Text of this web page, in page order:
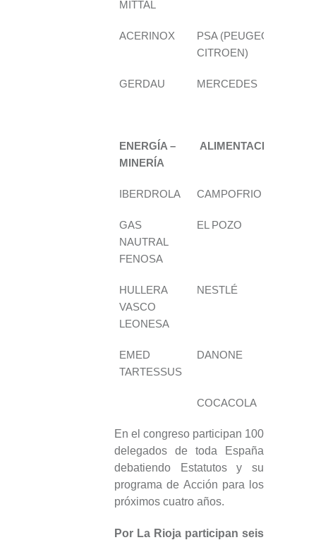
MITTAL
ACERINOX
PSA (PEUGEOT-
CITROEN)
GERDAU MERCEDES
ENERGÍA –
MINERÍA
ALIMENTACIÓN
IBERDROLA CAMPOFRIO
GAS
NAUTRAL
FENOSA
EL POZO
HULLERA
VASCO
LEONESA
NESTLÉ
EMED
TARTESSUS
DANONE
COCACOLA
En el congreso participan 100
delegados de toda España
debatiendo Estatutos y su
programa de Acción para los
próximos cuatro años.
Por La Rioja participan seis